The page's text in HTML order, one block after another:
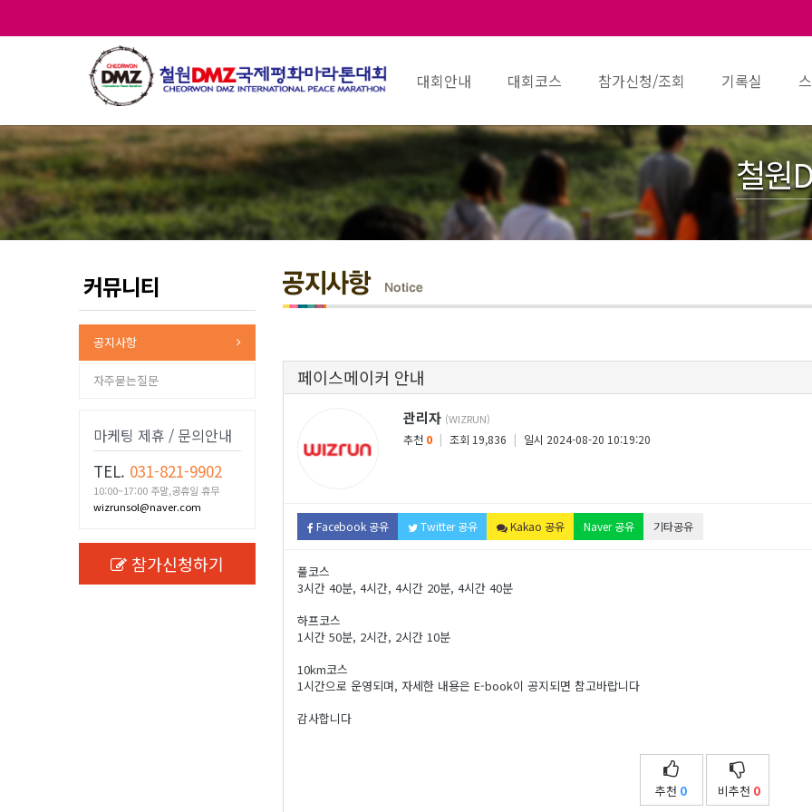
대회안내 대회코스 참가신청/조회 기록실
철원
커뮤니티
공지사항
자주묻는질문
마케팅 제휴 / 문의안내
TEL. 031-821-9902
10:00~17:00 주말,공휴일 휴무
wizrunsol@naver.com
참가신청하기
페이스메이커 안내
관리자 (WIZRUN)
추천 0 | 조회 19,836 | 일시 2024-08-20 10:19:20
Facebook 공유 Twitter 공유 Kakao 공유 Naver 공유 기타공유
풀코스
3시간 40분, 4시간, 4시간 20분, 4시간 40분
하프코스
1시간 50분, 2시간, 2시간 10분
10km코스
1시간으로 운영되며, 자세한 내용은 E-book이 공지되면 참고바랍니다
감사합니다
추천 0 비추천 0